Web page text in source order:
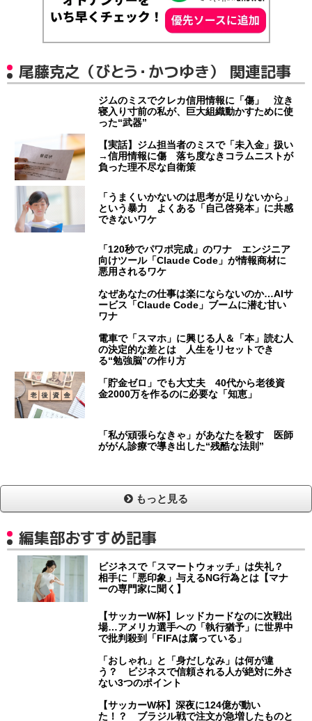
尾藤克之（びとう・かつゆき） 関連記事
ジムのミスでクレカ信用情報に「傷」 泣き
寝入り寸前の私が、巨大組織動かすために使
った“武器”
【実話】ジム担当者のミスで「未入金」扱い
→信用情報に傷 落ち度なきコラムニストが
負った理不尽な自衛策
「うまくいかないのは思考が足りないから」
という暴力 よくある「自己啓発本」に共感
できないワケ
「120秒でパワポ完成」のワナ エンジニア
向けツール「Claude Code」が情報商材に
悪用されるワケ
なぜあなたの仕事は楽にならないのか…AIサ
ービス「Claude Code」ブームに潜む甘い
ワナ
電車で「スマホ」に興じる人＆「本」読む人
の決定的な差とは 人生をリセットでき
る“勉強脳”の作り方
「貯金ゼロ」でも大丈夫 40代から老後資
金2000万を作るのに必要な「知恵」
「私が頑張らなきゃ」があなたを殺す 医師
ががん診療で導き出した“残酷な法則”
もっと見る
編集部おすすめ記事
ビジネスで「スマートウォッチ」は失礼？
相手に「悪印象」与えるNG行為とは【マナ
ーの専門家に聞く】
【サッカーW杯】レッドカードなのに次戦出
場…アメリカ選手への「執行猶予」に世界中
で批判殺到「FIFAは腐っている」
「おしゃれ」と「身だしなみ」は何が違
う？ ビジネスで信頼される人が絶対に外さ
ない3つのポイント
【サッカーW杯】深夜に124億が動い
た！？ ブラジル戦で注文が急増したものと